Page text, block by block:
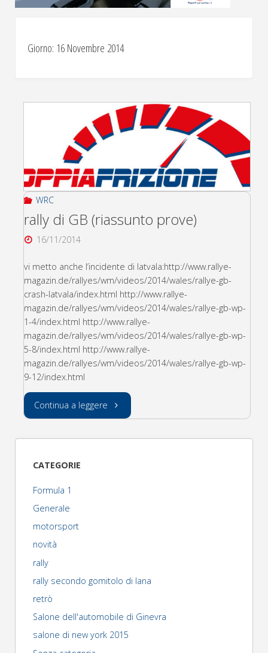
Giorno: 16 Novembre 2014
WRC
rally di GB (riassunto prove)
16/11/2014
vi metto anche l’incidente di latvala:http://www.rallye-
magazin.de/rallyes/wm/videos/2014/wales/rallye-gb-
crash-latvala/index.html http://www.rallye-
magazin.de/rallyes/wm/videos/2014/wales/rallye-gb-wp-
1-4/index.html http://www.rallye-
magazin.de/rallyes/wm/videos/2014/wales/rallye-gb-wp-
5-8/index.html http://www.rallye-
magazin.de/rallyes/wm/videos/2014/wales/rallye-gb-wp-
9-12/index.html
Continua a leggere "rally
CATEGORIE
Formula 1
Generale
motorsport
novità
rally
rally secondo gomitolo di lana
retrò
Salone dell'automobile di Ginevra
salone di new york 2015